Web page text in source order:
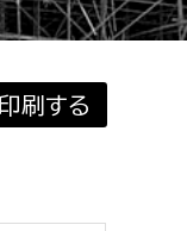
印刷する